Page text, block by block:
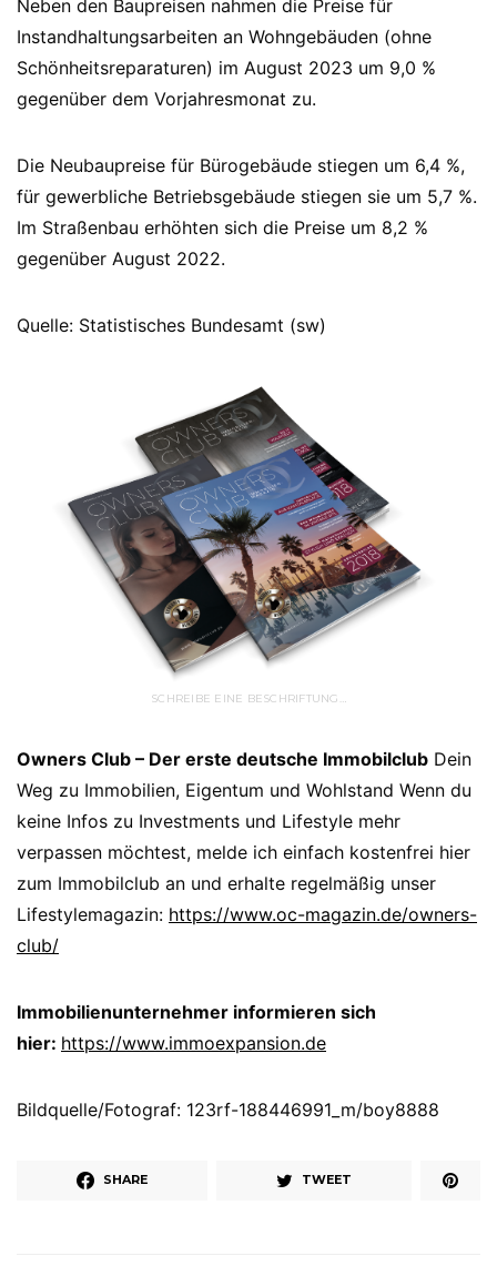
Neben den Baupreisen nahmen die Preise für
Instandhaltungsarbeiten an Wohngebäuden (ohne
Schönheitsreparaturen) im August 2023 um 9,0 %
gegenüber dem Vorjahresmonat zu.
Die Neubaupreise für Bürogebäude stiegen um 6,4 %,
für gewerbliche Betriebsgebäude stiegen sie um 5,7 %.
Im Straßenbau erhöhten sich die Preise um 8,2 %
gegenüber August 2022.
Quelle: Statistisches Bundesamt (sw)
SCHREIBE EINE BESCHRIFTUNG…
Owners Club – Der erste deutsche Immobilclub Dein
Weg zu Immobilien, Eigentum und Wohlstand Wenn du
keine Infos zu Investments und Lifestyle mehr
verpassen möchtest, melde ich einfach kostenfrei hier
zum Immobilclub an und erhalte regelmäßig unser
Lifestylemagazin: https://www.oc-magazin.de/owners-
club/
Immobilienunternehmer informieren sich
hier: https://www.immoexpansion.de
Bildquelle/Fotograf: 123rf-188446991_m/boy8888
SHARE TWEET